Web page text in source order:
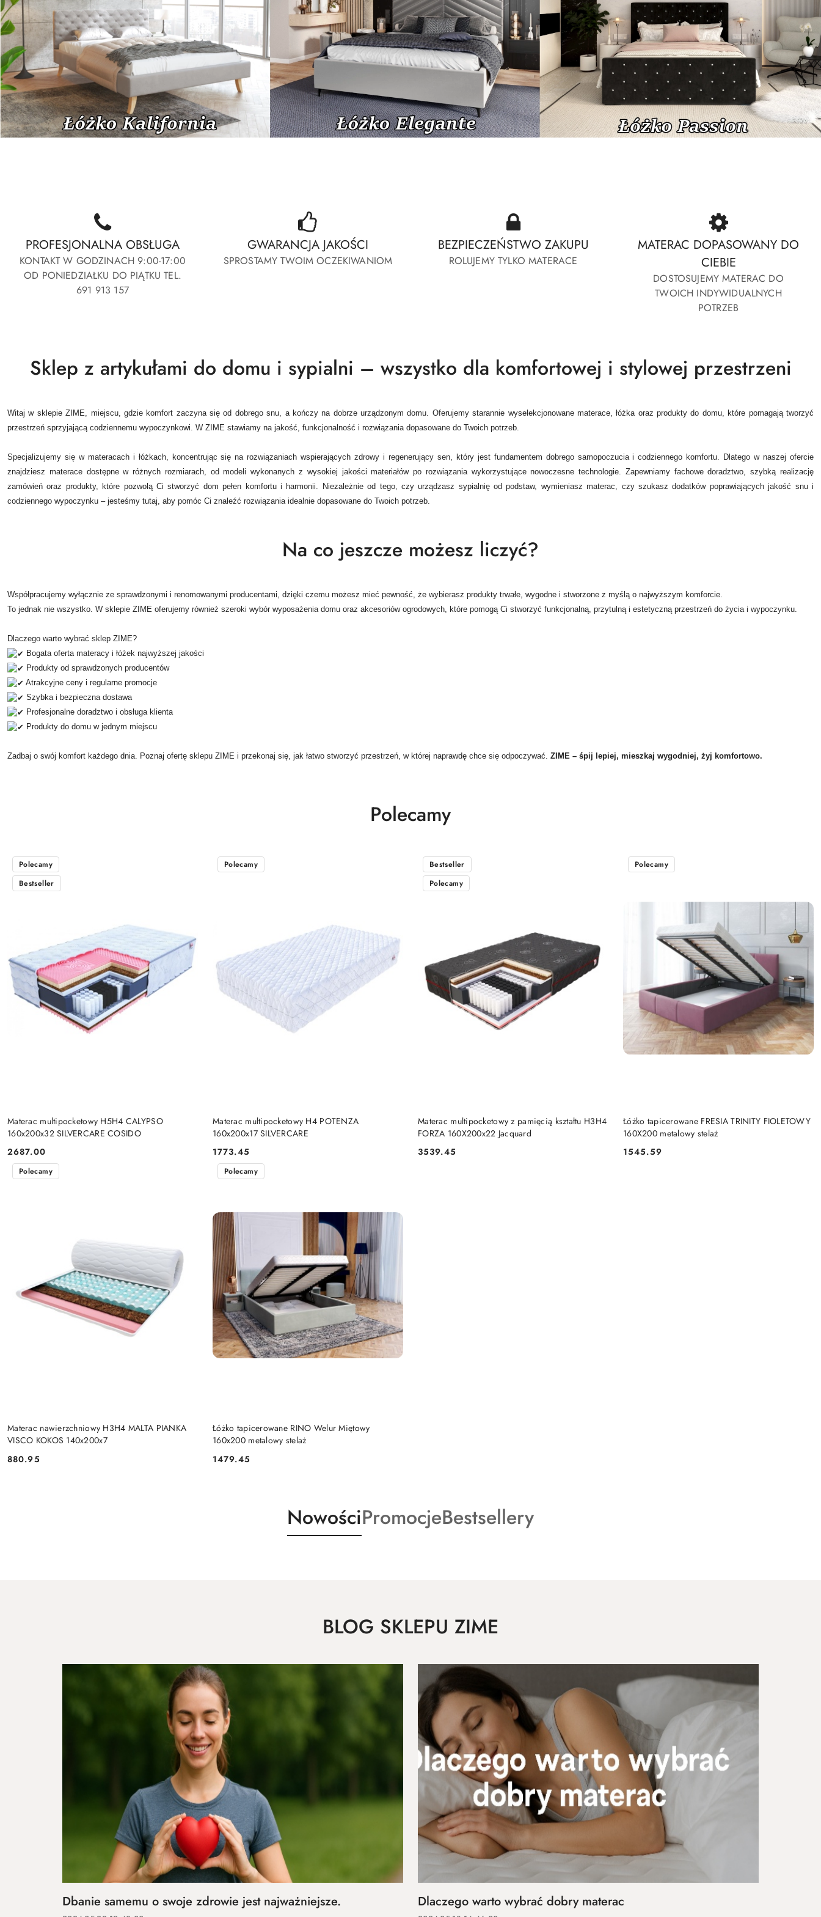
PROFESJONALNA OBSŁUGA
KONTAKT W GODZINACH 9:00-17:00
OD PONIEDZIAŁKU DO PIĄTKU TEL.
691 913 157
GWARANCJA JAKOŚCI
SPROSTAMY TWOIM OCZEKIWANIOM
BEZPIECZEŃSTWO ZAKUPU
ROLUJEMY TYLKO MATERACE
MATERAC DOPASOWANY DO
CIEBIE
DOSTOSUJEMY MATERAC DO
TWOICH INDYWIDUALNYCH
POTRZEB
Sklep z artykułami do domu i sypialni – wszystko dla komfortowej i stylowej przestrzeni
Witaj w sklepie ZIME, miejscu, gdzie komfort zaczyna się od dobrego snu, a kończy na dobrze urządzonym domu. Oferujemy starannie wyselekcjonowane materace, łóżka oraz produkty do domu, które pomagają tworzyć
przestrzeń sprzyjającą codziennemu wypoczynkowi. W ZIME stawiamy na jakość, funkcjonalność i rozwiązania dopasowane do Twoich potrzeb.
Specjalizujemy się w materacach i łóżkach, koncentrując się na rozwiązaniach wspierających zdrowy i regenerujący sen, który jest fundamentem dobrego samopoczucia i codziennego komfortu. Dlatego w naszej ofercie
znajdziesz materace dostępne w różnych rozmiarach, od modeli wykonanych z wysokiej jakości materiałów po rozwiązania wykorzystujące nowoczesne technologie. Zapewniamy fachowe doradztwo, szybką realizację
zamówień oraz produkty, które pozwolą Ci stworzyć dom pełen komfortu i harmonii. Niezależnie od tego, czy urządzasz sypialnię od podstaw, wymieniasz materac, czy szukasz dodatków poprawiających jakość snu i
codziennego wypoczynku – jesteśmy tutaj, aby pomóc Ci znaleźć rozwiązania idealnie dopasowane do Twoich potrzeb.
Na co jeszcze możesz liczyć?
Współpracujemy wyłącznie ze sprawdzonymi i renomowanymi producentami, dzięki czemu możesz mieć pewność, że wybierasz produkty trwałe, wygodne i stworzone z myślą o najwyższym komforcie.
To jednak nie wszystko. W sklepie ZIME oferujemy również szeroki wybór wyposażenia domu oraz akcesoriów ogrodowych, które pomogą Ci stworzyć funkcjonalną, przytulną i estetyczną przestrzeń do życia i wypoczynku.
Dlaczego warto wybrać sklep ZIME?
Bogata oferta materacy i łóżek najwyższej jakości
Produkty od sprawdzonych producentów
Atrakcyjne ceny i regularne promocje
Szybka i bezpieczna dostawa
Profesjonalne doradztwo i obsługa klienta
Produkty do domu w jednym miejscu
Zadbaj o swój komfort każdego dnia. Poznaj ofertę sklepu ZIME i przekonaj się, jak łatwo stworzyć przestrzeń, w której naprawdę chce się odpoczywać. ZIME – śpij lepiej, mieszkaj wygodniej, żyj komfortowo.
Polecamy
Materac multipocketowy H5H4 CALYPSO
160x200x32 SILVERCARE COSIDO
Cena:
2687.00
Polecamy
Bestseller
DO KOSZYKA
Materac multipocketowy H4 POTENZA
160x200x17 SILVERCARE
Cena:
1773.45
Polecamy
DO KOSZYKA
Materac multipocketowy z pamięcią kształtu H3H4
FORZA 160X200x22 Jacquard
Cena:
3539.45
Bestseller
Polecamy
DO KOSZYKA
Łóżko tapicerowane FRESIA TRINITY FIOLETOWY
160X200 metalowy stelaż
Cena:
1545.59
Polecamy
DO KOSZYKA
Materac nawierzchniowy H3H4 MALTA PIANKA
VISCO KOKOS 140x200x7
Cena:
880.95
Polecamy
DO KOSZYKA
Łóżko tapicerowane RINO Welur Miętowy
160x200 metalowy stelaż
Cena:
1479.45
Polecamy
DO KOSZYKA
Produkty
o
NowościProdukty
o
PromocjeProdukty
Bestsellery
BLOG SKLEPU ZIME
Dbanie samemu o swoje zdrowie jest najważniejsze. Dlaczego warto wybrać dobry materac